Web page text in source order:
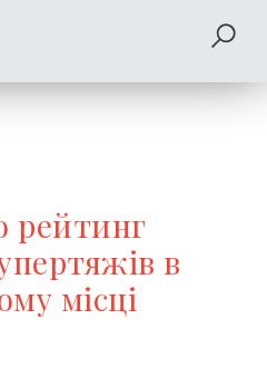
рейтинг
в
місці